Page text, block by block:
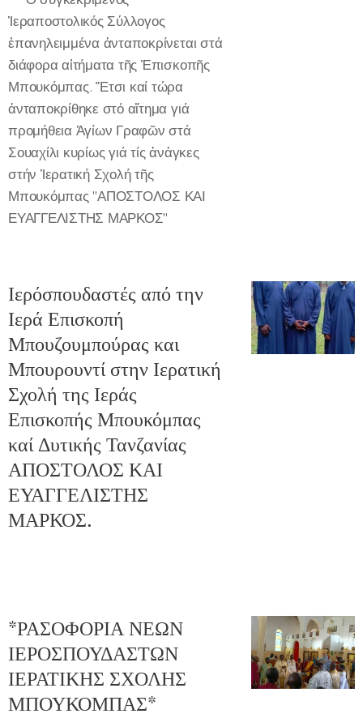
Ἱεραποστολικός Σύλλογος
ἐπανηλειμμένα ἀνταποκρίνεται στά
διάφορα αἰτήματα τῆς Ἐπισκοπῆς
Μπουκόμπας. Ἔτσι καί τώρα
ἀνταποκρίθηκε στό αἴτημα γιά
προμήθεια Ἁγίων Γραφῶν στά
Σουαχίλι κυρίως γιά τίς ἀνἀγκες
στήν Ἱερατική Σχολή τῆς
Μπουκόμπας "ΑΠΟΣΤΟΛΟΣ ΚΑΙ
ΕΥΑΓΓΕΛΙΣΤΗΣ ΜΑΡΚΟΣ"
Ιερόσπουδαστές από την
Ιερά Επισκοπή
Μπουζουμπούρας και
Μπουρουντί στην Ιερατική
Σχολή της Ιεράς
Επισκοπής Μπουκόμπας
καί Δυτικής Τανζανίας
ΑΠΟΣΤΟΛΟΣ ΚΑΙ
ΕΥΑΓΓΕΛΙΣΤΗΣ
ΜΑΡΚΟΣ.
*ΡΑΣΟΦΟΡΙΑ ΝΕΩΝ
ΙΕΡΟΣΠΟΥΔΑΣΤΩΝ
ΙΕΡΑΤΙΚΗΣ ΣΧΟΛΗΣ
ΜΠΟΥΚΟΜΠΑΣ*